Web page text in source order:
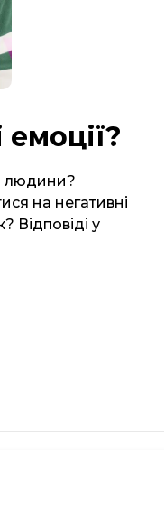
людини?
на негативні
Відповіді у